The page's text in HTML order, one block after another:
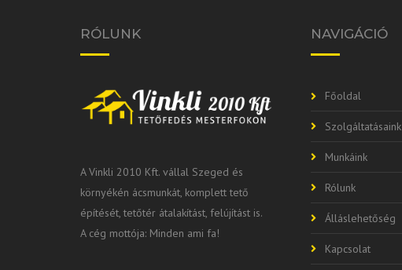
RÓLUNK
A Vinkli 2010 Kft. vállal Szeged és
környékén ácsmunkát, komplett tető
építését, tetőtér átalakítást, felújítást is.
A cég mottója: Minden ami fa!
NAVIGÁCIÓ
Főoldal
Szolgáltatásaink
Munkáink
Rólunk
Álláslehetőség
Kapcsolat